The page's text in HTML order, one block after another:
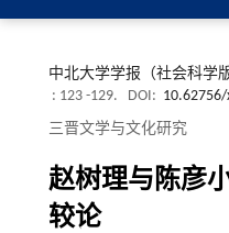
中北大学学报（社会科学版
: 123 -129.
DOI:
三晋文学与文化研究
赵树理与陈彦
较论